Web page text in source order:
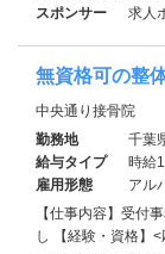
スポンサー
求人
無資格可の整
中央通り接骨院
勤務地
千葉
給与タイプ
時給
雇用形態
アル
【仕事内容】受付
し 【経験・資格】